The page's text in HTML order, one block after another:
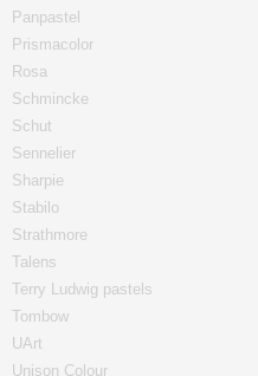
Panpastel
Prismacolor
Rosa
Schmincke
Schut
Sennelier
Sharpie
Stabilo
Strathmore
Talens
Terry Ludwig pastels
Tombow
UArt
Unison Colour